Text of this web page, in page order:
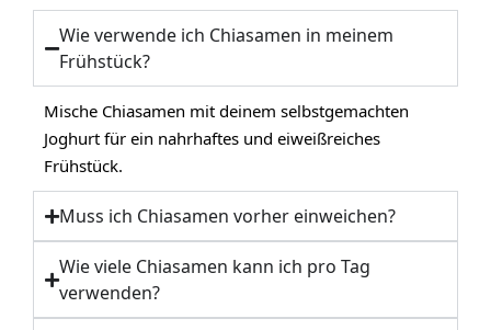
Wie verwende ich Chiasamen in meinem
Frühstück?
Mische Chiasamen mit deinem selbstgemachten
Joghurt für ein nahrhaftes und eiweißreiches
Frühstück.
Muss ich Chiasamen vorher einweichen?
Wie viele Chiasamen kann ich pro Tag
verwenden?